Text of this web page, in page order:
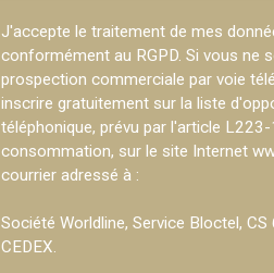
J'accepte le traitement de mes
conformément au RGPD. Si vous ne
prospection commerciale par voie
inscrire gratuitement sur la liste
téléphonique, prévu par l'article
consommation, sur le site Internet
courrier adressé à :
Société Worldline, Service Bloctel,
CEDEX.